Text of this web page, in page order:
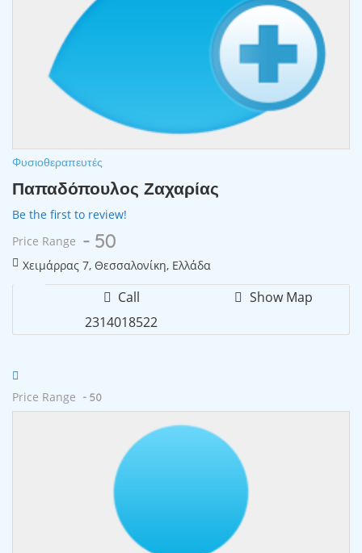
Φυσιοθεραπευτές
Παπαδόπουλος Ζαχαρίας
Be the first to review!
Price Range - 50
Χειμάρρας 7, Θεσσαλονίκη, Ελλάδα
Call
2314018522
Show Map
Price Range - 50